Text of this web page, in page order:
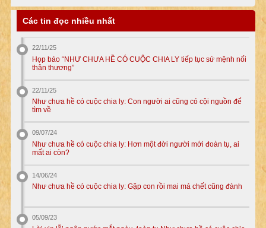
Các tin đọc nhiều nhất
22/11/25
Họp báo “NHƯ CHƯA HỀ CÓ CUỘC CHIA LY tiếp tục sứ mệnh nối
thân thương”
22/11/25
Như chưa hề có cuộc chia ly: Con người ai cũng có cội nguồn để
tìm về
09/07/24
Như chưa hề có cuộc chia ly: Hơn một đời người mới đoàn tụ, ai
mất ai còn?
14/06/24
Như chưa hề có cuộc chia ly: Gặp con rồi mai má chết cũng đành
05/09/23